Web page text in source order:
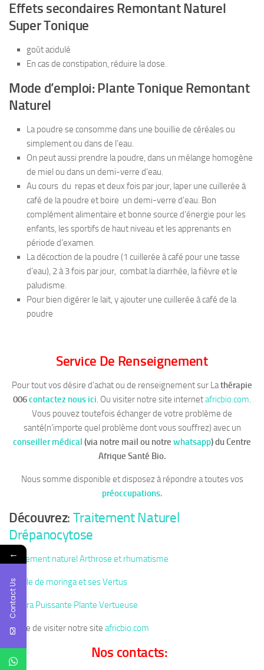
Effets secondaires Remontant Naturel
Super Tonique
goût acidulé
En cas de constipation, réduire la dose.
Mode d’emploi: Plante Tonique Remontant
Naturel
La poudre se consomme dans une bouillie de céréales ou
simplement ou dans de l’eau.
On peut aussi prendre la poudre, dans un mélange homogène
de miel ou dans un demi-verre d’eau.
Au cours du repas et deux fois par jour, laper une cuillerée à
café de la poudre et boire un demi-verre d’eau. Bon
complément alimentaire et bonne source d’énergie pour les
enfants, les sportifs de haut niveau et les apprenants en
période d’examen.
La décoction de la poudre (1 cuillerée à café pour une tasse
d’eau), 2 à 3 fois par jour, combat la diarrhée, la fièvre et le
paludisme.
Pour bien digérer le lait, y ajouter une cuillerée à café de la
poudre
Service De Renseignement
Pour tout vos désire d’achat ou de renseignement sur Lathérapie
006contactez nous ici. Ou visiter notre site internetafricbio.com.
Vous pouvez toutefois échanger de votre problème de
santé(n’importe quel problème dont vous souffrez) avec un
conseiller médical (via notre mail ou notre whatsapp)du Centre
Afrique Santé Bio.
Nous somme disponible et disposez à répondre a toutes vos
préoccupations.
Découvrez: Traitement Naturel
Drépanocytose
Traitement naturel Arthrose et rhumatisme
Feuille de moringa et ses Vertus
Fagara Puissante Plante Vertueuse
prière de visiter notre site africbio.com
Nos contacts:
←
Contact Us